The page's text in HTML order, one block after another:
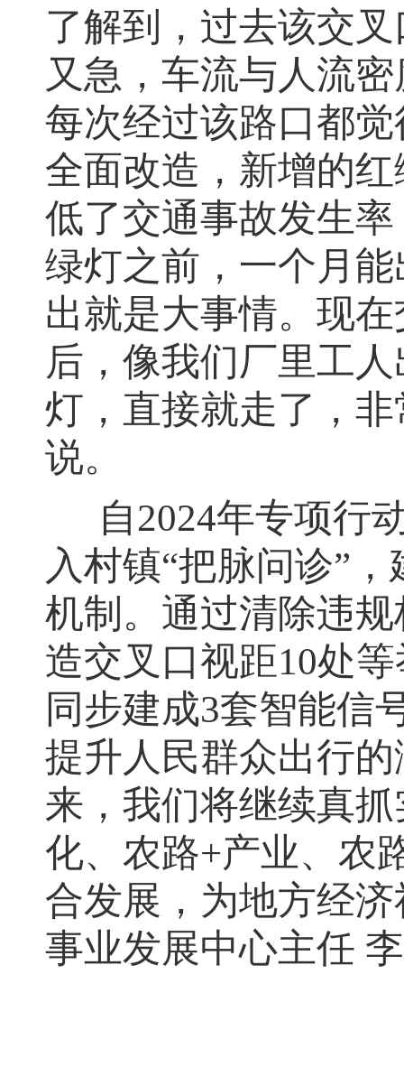
了解到
， 过去该交
又急 ， 车流与人流
每次经过该路口都
全面改造 ， 新增的
低了交通事故发生率
绿灯之前 ， 一个月
出就是大事情。现
后 ， 像我们厂里工
灯 ， 直接就走了，
说。
自2024年专项行
入村镇“把脉问诊” ，
机制 。 通过清除违
造交叉口视距10处
同步建成3套智能信
提升人民群众出行
来 ， 我们将继续真
化、农路+产业、农
合发展，为地方经
事业发展中心主任